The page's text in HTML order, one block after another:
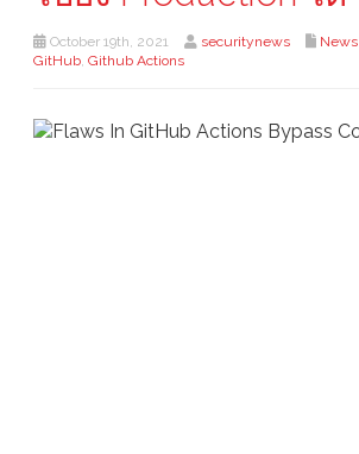
October 19th, 2021 securitynews News
GitHub, Github Actions